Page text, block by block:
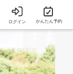
ログイン かんたん予約